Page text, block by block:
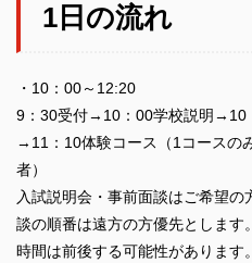
1日の流れ
・10：00～12:20
9：30受付→10：00学校説明→10
→11：10体験コース（1コースの
者）
入試説明会・事前面談はご希望
談の順番は遠方の方優先とします。
時間は前後する可能性があります。